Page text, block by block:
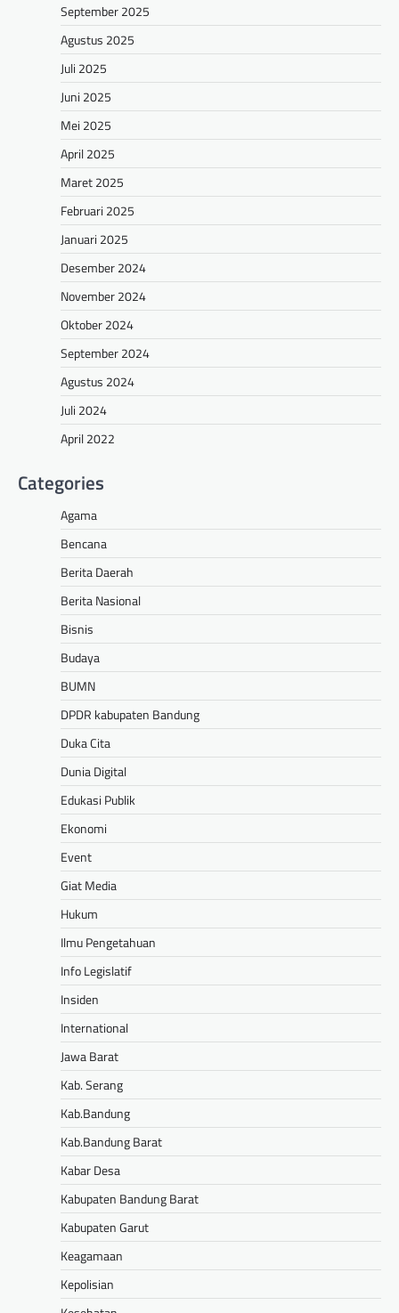
September 2025
Agustus 2025
Juli 2025
Juni 2025
Mei 2025
April 2025
Maret 2025
Februari 2025
Januari 2025
Desember 2024
November 2024
Oktober 2024
September 2024
Agustus 2024
Juli 2024
April 2022
Categories
Agama
Bencana
Berita Daerah
Berita Nasional
Bisnis
Budaya
BUMN
DPDR kabupaten Bandung
Duka Cita
Dunia Digital
Edukasi Publik
Ekonomi
Event
Giat Media
Hukum
Ilmu Pengetahuan
Info Legislatif
Insiden
International
Jawa Barat
Kab. Serang
Kab.Bandung
Kab.Bandung Barat
Kabar Desa
Kabupaten Bandung Barat
Kabupaten Garut
Keagamaan
Kepolisian